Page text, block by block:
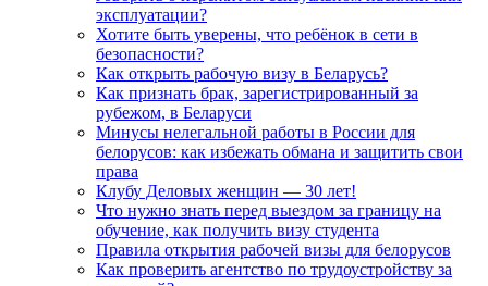
эксплуатации?
Хотите быть уверены, что ребёнок в сети в
безопасности?
Как открыть рабочую визу в Беларусь?
Как признать брак, зарегистрированный за
рубежом, в Беларуси
Минусы нелегальной работы в России для
белорусов: как избежать обмана и защитить свои
права
Клубу Деловых женщин — 30 лет!
Что нужно знать перед выездом за границу на
обучение, как получить визу студента
Правила открытия рабочей визы для белорусов
Как проверить агентство по трудоустройству за